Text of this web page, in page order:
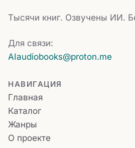
Тысячи книг. Озвучены ИИ.
Для связи:
AIaudiobooks@proton.me
НАВИГАЦИЯ
Главная
Каталог
Жанры
О проекте